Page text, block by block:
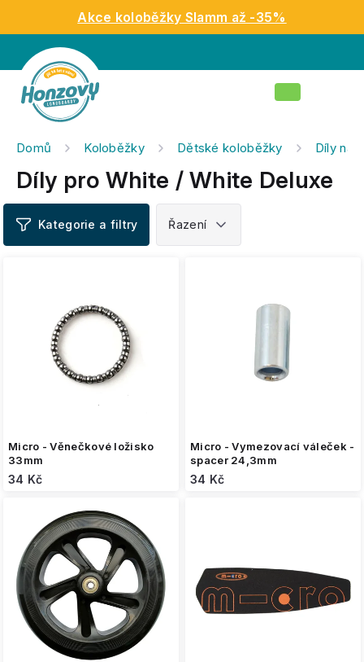
obsah
Akce koloběžky Slamm až -35%
Nákupní
Domů Koloběžky Dětské koloběžky Díly na
Díly pro White / White Deluxe
ý
p
Micro - Věnečkové ložisko
33mm
34 Kč
Micro - Vymezovací váleček -
spacer 24,3mm
34 Kč